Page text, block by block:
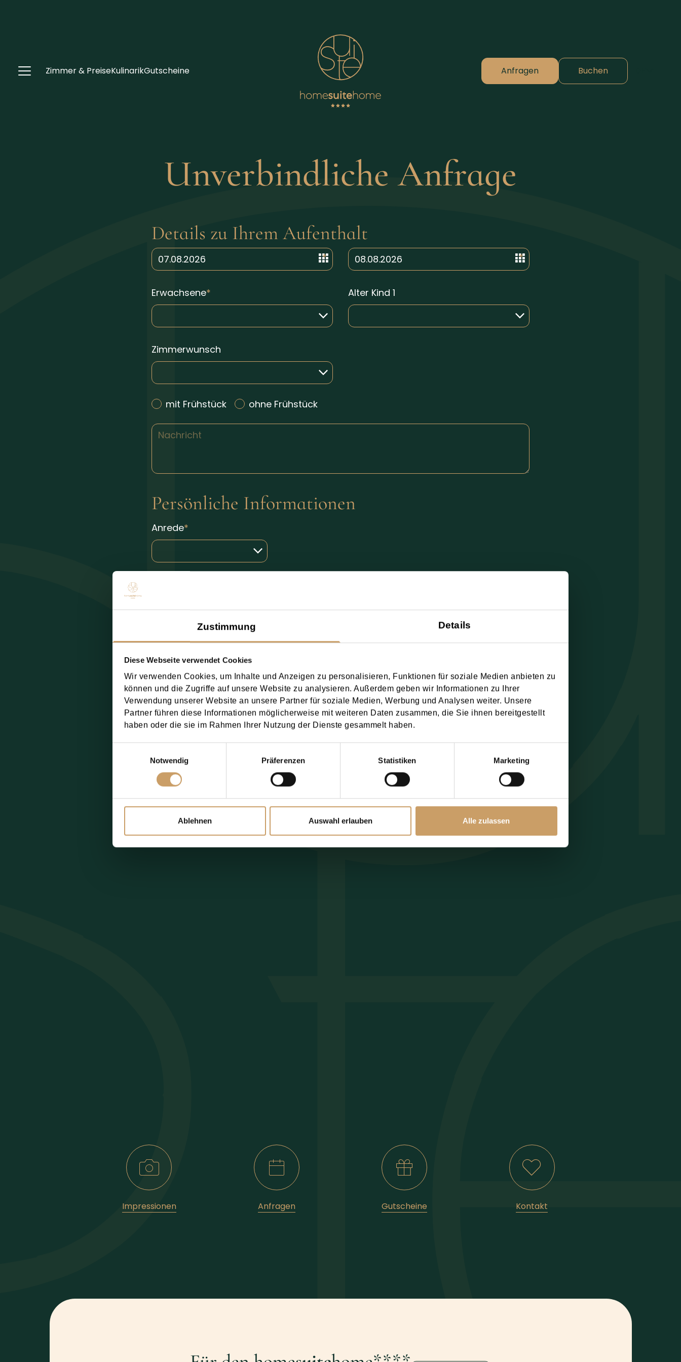
Zustimmung Details
Diese Webseite verwendet Cookies
Wir verwenden Cookies, um Inhalte und Anzeigen zu personalisieren, Funktionen für soziale Medien anbieten zu
können und die Zugriffe auf unsere Website zu analysieren. Außerdem geben wir Informationen zu Ihrer
Verwendung unserer Website an unsere Partner für soziale Medien, Werbung und Analysen weiter. Unsere
Partner führen diese Informationen möglicherweise mit weiteren Daten zusammen, die Sie ihnen bereitgestellt
haben oder die sie im Rahmen Ihrer Nutzung der Dienste gesammelt haben.
Notwendig
Präferenzen Statistiken Marketing
Ablehnen Auswahl erlauben Alle zulassen
Zimmer & PreiseKulinarikGutscheine Anfragen Buchen
Unverbindliche Anfrage
Details zu Ihrem Aufenthalt
Erwachsene Alter Kind 1
Zimmerwunsch
mit Frühstück ohne Frühstück
Persönliche Informationen
Anrede
Sie willigen der Nutzung Ihrer persönlichen Daten, wie in der Datenschutzbestimmung
beschrieben, ein.
Anfrage jetzt senden
Additional Information
Impressionen Anfragen Gutscheine Kontakt